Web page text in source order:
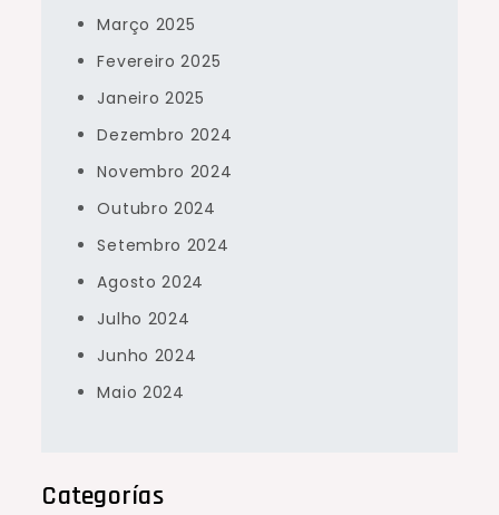
Março 2025
Fevereiro 2025
Janeiro 2025
Dezembro 2024
Novembro 2024
Outubro 2024
Setembro 2024
Agosto 2024
Julho 2024
Junho 2024
Maio 2024
Categorías